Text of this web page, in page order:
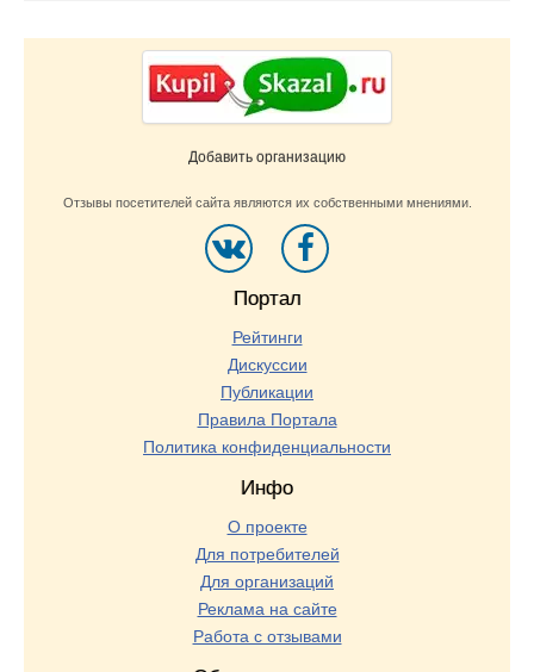
Добавить организацию
Отзывы посетителей сайта являются их собственными мнениями.
Портал
Рейтинги
Дискуссии
Публикации
Правила Портала
Политика конфиденциальности
Инфо
О проекте
Для потребителей
Для организаций
Реклама на сайте
Работа с отзывами